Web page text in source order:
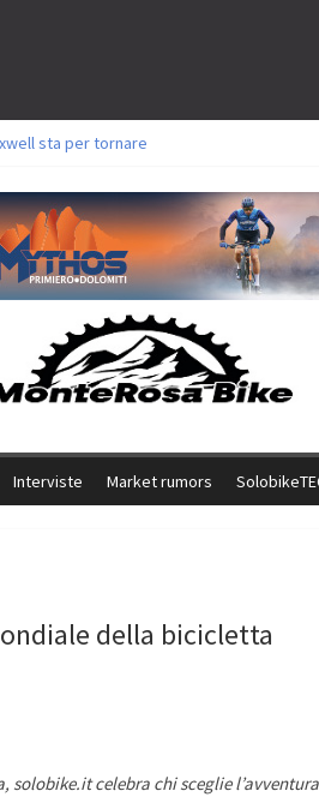
sta per tornare
Ghibaudo, Grossmann e Gallis. Signorelli
Brianza: l’ultima sfida agonistica di una
firma il secondo argento azzurro a
Interviste Market rumors
della bicicletta
celebra chi sceglie